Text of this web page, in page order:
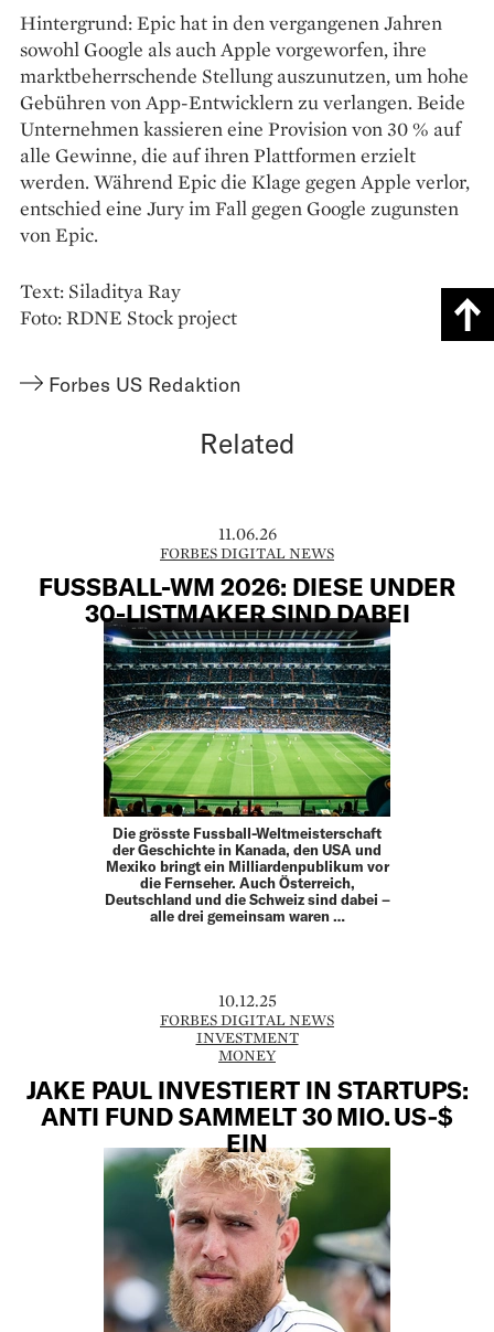
Hintergrund: Epic hat in den vergangenen Jahren
sowohl Google als auch Apple vorgeworfen, ihre
marktbeherrschende Stellung auszunutzen, um hohe
Gebühren von App-Entwicklern zu verlangen. Beide
Unternehmen kassieren eine Provision von 30 % auf
alle Gewinne, die auf ihren Plattformen erzielt
werden. Während Epic die Klage gegen Apple verlor,
entschied eine Jury im Fall gegen Google zugunsten
von Epic.
Text: Siladitya Ray
Foto: RDNE Stock project
Forbes US Redaktion
Related
11.06.26
FORBES DIGITAL NEWS
FUSSBALL-WM 2026: DIESE UNDER
30-LISTMAKER SIND DABEI
Die grösste Fussball-Weltmeisterschaft
der Geschichte in Kanada, den USA und
Mexiko bringt ein Milliardenpublikum vor
die Fernseher. Auch Österreich,
Deutschland und die Schweiz sind dabei –
alle drei gemeinsam waren …
10.12.25
FORBES DIGITAL NEWS
INVESTMENT
MONEY
JAKE PAUL INVESTIERT IN STARTUPS:
ANTI FUND SAMMELT 30 MIO. US‑$
EIN